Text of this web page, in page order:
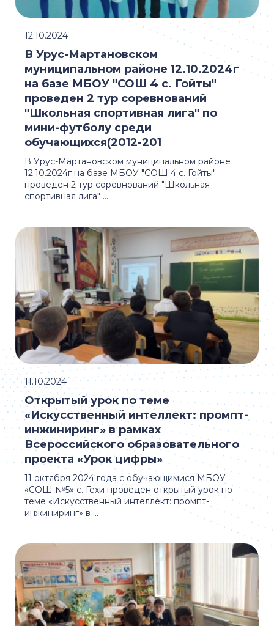
В Урус-Мартановском муниципальном районе
12.10.2024г на базе МБОУ "СОШ 4 с. Гойты"
проведен 2 тур соревнований "Школьная
спортивная лига" ...
В Урус-Мартановском
муниципальном районе 12.10.2024г
на базе МБОУ "СОШ 4 с. Гойты"
проведен 2 тур соревнований
"Школьная спортивная лига" по
мини-футболу среди
обучающихся(2012-201
12.10.2024
11 октября 2024 года с обучающимися МБОУ
«СОШ №5» с. Гехи проведен открытый урок по
теме «Искусственный интеллект: промпт-
инжиниринг» в ...
Открытый урок по теме
«Искусственный интеллект: промпт-
инжиниринг» в рамках
Всероссийского образовательного
проекта «Урок цифры»
11.10.2024